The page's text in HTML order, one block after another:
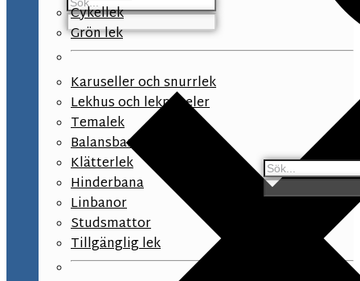
Cykellek
Grön lek
Karuseller och snurrlek
Lekhus och lekpaneler
Temalek
Balansbana
Klätterlek
Hinderbana
Linbanor
Studsmattor
Tillgänglig lek